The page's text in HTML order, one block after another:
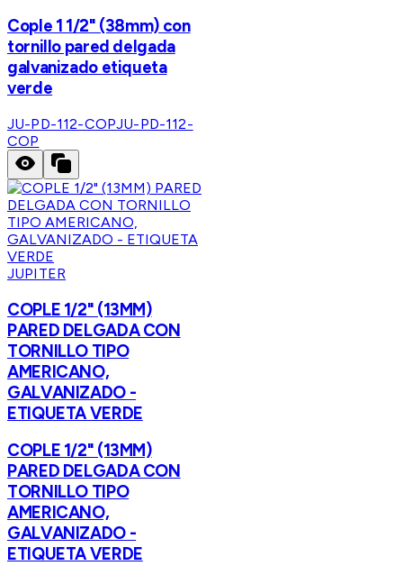
Cople 1 1/2" (38mm) con
tornillo pared delgada
galvanizado etiqueta
verde
JU-PD-112-COPJU-PD-112-
COP
JUPITER
COPLE 1/2" (13MM)
PARED DELGADA CON
TORNILLO TIPO
AMERICANO,
GALVANIZADO -
ETIQUETA VERDE
COPLE 1/2" (13MM)
PARED DELGADA CON
TORNILLO TIPO
AMERICANO,
GALVANIZADO -
ETIQUETA VERDE